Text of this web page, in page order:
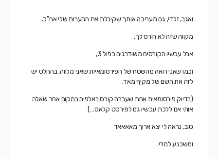
ואגב, זלדי, גם מעריכה אותך שקיבלת את ההערות שלי אח"כ..
מקווה שזה לא הורס לך,
אבל עכשיו הקורסים משודרגים כפול 3,
וכמו שאני רואה מהשטח של הפירסומאיות שאני מלווה, בהחלט יש
לזה את השם של מקיף מאד.
(בדיוק פירסומאית אחת שעברה קורס באלפים במקום אחר שאלה
אותי אם ללכת עכשיו גם לפירסט קלאס…)
טוב, נראה לי יצא ארוך מאאאאד
ומשכנע למדי.